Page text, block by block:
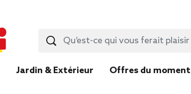
Jardin & Extérieur Offres du moment